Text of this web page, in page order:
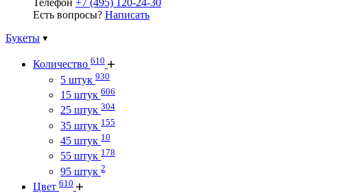
Телефон +7 (495) 120-24-30
Есть вопросы? Написать
Букеты
Количество 610
5 штук 930
15 штук 606
25 штук 304
35 штук 155
45 штук 10
55 штук 178
95 штук 2
Цвет 610